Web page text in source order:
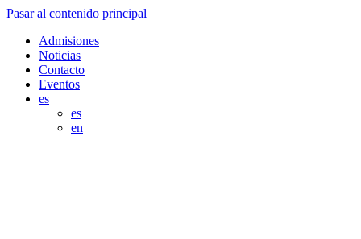
Pasar al contenido principal
Admisiones
Noticias
Contacto
Eventos
es
es
en